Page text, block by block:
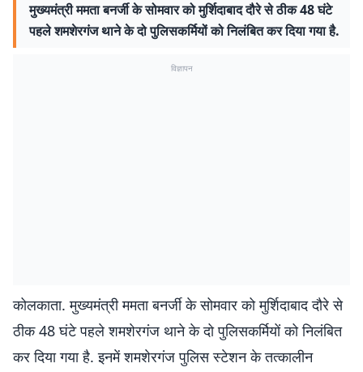
मुख्यमंत्री ममता बनर्जी के सोमवार को मुर्शिदाबाद दौरे से ठीक 48 घंटे
पहले शमशेरगंज थाने के दो पुलिसकर्मियों को निलंबित कर दिया गया है.
विज्ञापन
कोलकाता. मुख्यमंत्री ममता बनर्जी के सोमवार को मुर्शिदाबाद दौरे से
ठीक 48 घंटे पहले शमशेरगंज थाने के दो पुलिसकर्मियों को निलंबित
कर दिया गया है. इनमें शमशेरगंज पुलिस स्टेशन के तत्कालीन